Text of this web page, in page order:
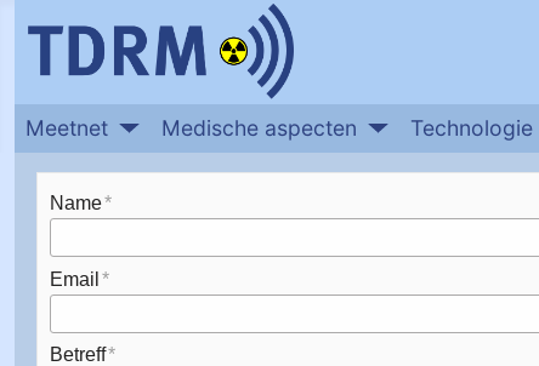
Meetnet Medische aspecten Technologie
Name
Email
Betreff